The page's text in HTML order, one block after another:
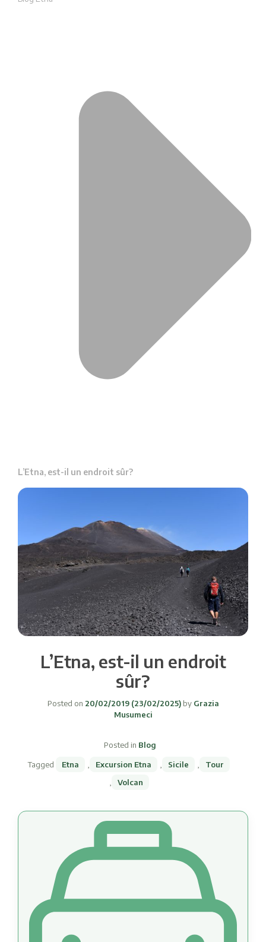
L’Etna, est-il un endroit sûr?
L’Etna, est-il un endroit
sûr?
Posted on 20/02/2019(23/02/2025) byGrazia
Musumeci
Posted in Blog
Tagged Etna Excursion Etna Sicile
Tour
Volcan